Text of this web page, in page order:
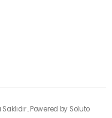
Powered by Soluto